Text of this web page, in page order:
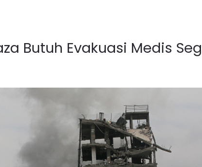
Butuh Evakuasi Medis